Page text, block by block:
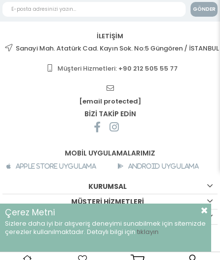
GÖNDER
İLETİŞİM
Sanayi Mah. Atatürk Cad. Kayın Sok. No:5 Güngören / İSTANBUL
Müşteri Hizmetleri: +90 212 505 55 77
[email protected]
BİZİ TAKİP EDİN
MOBİL UYGULAMALARIMIZ
Apple Store Uygulama Android Uygulama
KURUMSAL
MÜŞTERİ HİZMETLERİ
©breeze.com.tr - Tüm hakları saklıdır.
Çerez Metni
Sizlere daha iyi bir alışveriş deneyimi sunabilmek için sitemizde
çerezler kullanılmaktadır. Detaylı bilgi için tıklayın